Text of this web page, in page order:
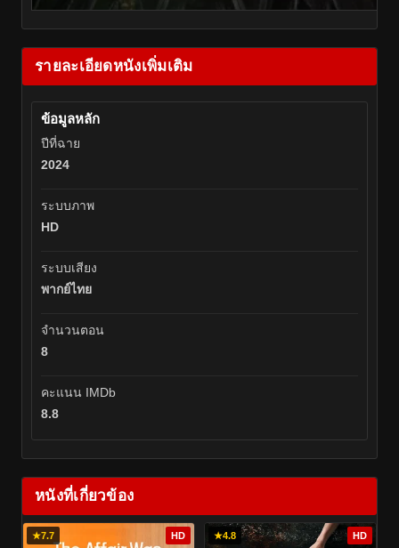
รายละเอียดหนังเพิ่มเติม
ข้อมูลหลัก
ปีที่ฉาย
2024
ระบบภาพ
HD
ระบบเสียง
พากย์ไทย
จำนวนตอน
8
คะแนน IMDb
8.8
หนังที่เกี่ยวข้อง
★7.7 HD ★4.8 HD